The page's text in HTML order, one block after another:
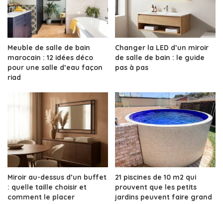
Meuble de salle de bain
marocain : 12 idées déco
pour une salle d’eau façon
riad
Changer la LED d’un miroir
de salle de bain : le guide
pas à pas
Miroir au-dessus d’un buffet
: quelle taille choisir et
comment le placer
21 piscines de 10 m2 qui
prouvent que les petits
jardins peuvent faire grand